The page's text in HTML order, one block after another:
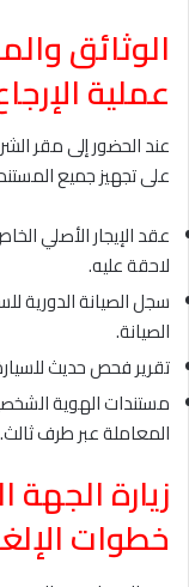
الوثائق
عملية
عند الحضور إلى مقر
على تجهيز جميع
عقد الإيجار الأصلي
لاحقة عليه.
سجل الصيانة الدورية
الصيانة.
تقرير فحص حديث
مستندات الهوية
المعاملة عبر طرف ثالث.
زيارة
خطوات